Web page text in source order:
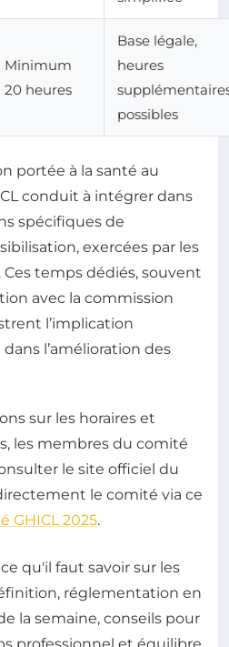
Minimum
20 heures
Base légale,
heures
possibles
portée à la santé au
conduit à intégrer dans
spécifiques de
exercées par les
temps dédiés, souvent
avec la commission
l’implication
l’amélioration des
sur les horaires et
les membres du comité
le site officiel du
le comité via ce
GHICL 2025.